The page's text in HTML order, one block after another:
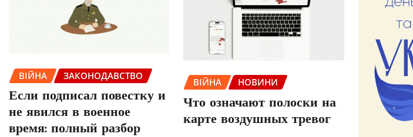
ВІЙНА ЗАКОНОДАВСТВО
Если подписал повестку и
не явился в военное
время: полный разбор
ВІЙНА НОВИНИ
Что означают полоски на
карте воздушных тревог